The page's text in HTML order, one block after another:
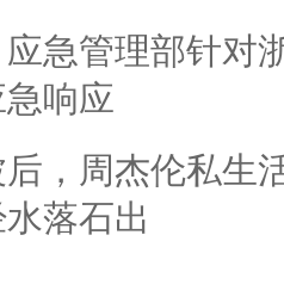
急管理部针对
响应
，周杰伦私生
落石出